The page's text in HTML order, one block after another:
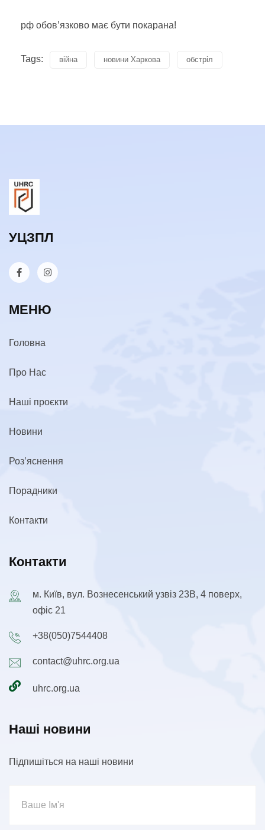
рф обов’язково має бути покарана!
Tags: війна новини Харкова обстріл
УЦЗПЛ
МЕНЮ
Головна
Про Нас
Наші проєкти
Новини
Роз’яснення
Порадники
Контакти
Контакти
м. Київ, вул. Вознесенський узвіз 23В, 4 поверх,
офіс 21
+38(050)7544408
contact@uhrc.org.ua
uhrc.org.ua
Наші новини
Підпишіться на наші новини